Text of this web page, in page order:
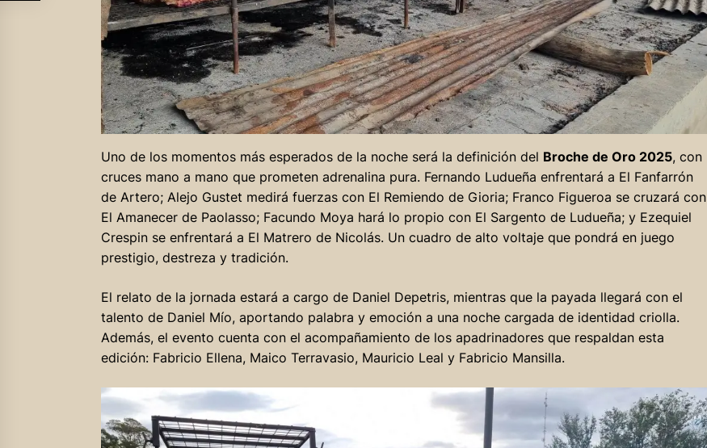
Uno de los momentos más esperados de la noche será la definición del Broche de Oro 2025, con
cruces mano a mano que prometen adrenalina pura. Fernando Ludueña enfrentará a El Fanfarrón
de Artero; Alejo Gustet medirá fuerzas con El Remiendo de Gioria; Franco Figueroa se cruzará con
El Amanecer de Paolasso; Facundo Moya hará lo propio con El Sargento de Ludueña; y Ezequiel
Crespin se enfrentará a El Matrero de Nicolás. Un cuadro de alto voltaje que pondrá en juego
prestigio, destreza y tradición.
El relato de la jornada estará a cargo de Daniel Depetris, mientras que la payada llegará con el
talento de Daniel Mío, aportando palabra y emoción a una noche cargada de identidad criolla.
Además, el evento cuenta con el acompañamiento de los apadrinadores que respaldan esta
edición: Fabricio Ellena, Maico Terravasio, Mauricio Leal y Fabricio Mansilla.